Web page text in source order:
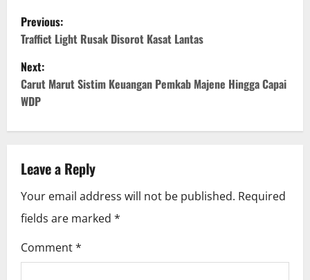
P
o
s
t
n
a
v
i
g
Previous:
Traffict Light Rusak Disorot Kasat Lantas
Next:
Carut Marut Sistim Keuangan Pemkab Majene Hingga Capai
WDP
Leave a Reply
Your email address will not be published. Required
fields are marked *
Comment*